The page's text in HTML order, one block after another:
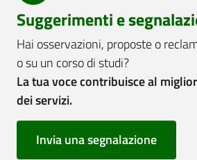
Suggerimenti e
Hai osservazioni, proposte o
o su un corso di studi?
La tua voce contribuisce al
dei servizi.
Invia una segnalazione